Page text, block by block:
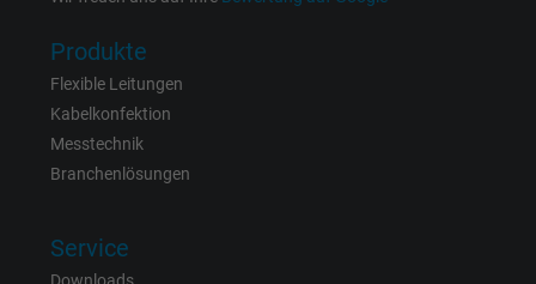
Name presence, Facebook Pixel
Anbieter
Zweck
Produkte
Flexible Leitungen
Kabelkonfektion
Messtechnik
Branchenlösungen
Service